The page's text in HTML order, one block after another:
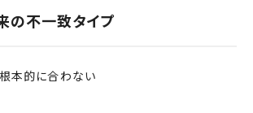
の不一致タイプ
本的に合わない